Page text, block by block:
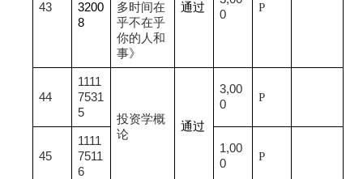
43
3200
8
多时间在
乎不在乎
你的人和
事》
通过
0
P
44
1111
7531
5
投资学概
论
通过
3,00
0
P
45
1111
7511
6
1,00
0
P